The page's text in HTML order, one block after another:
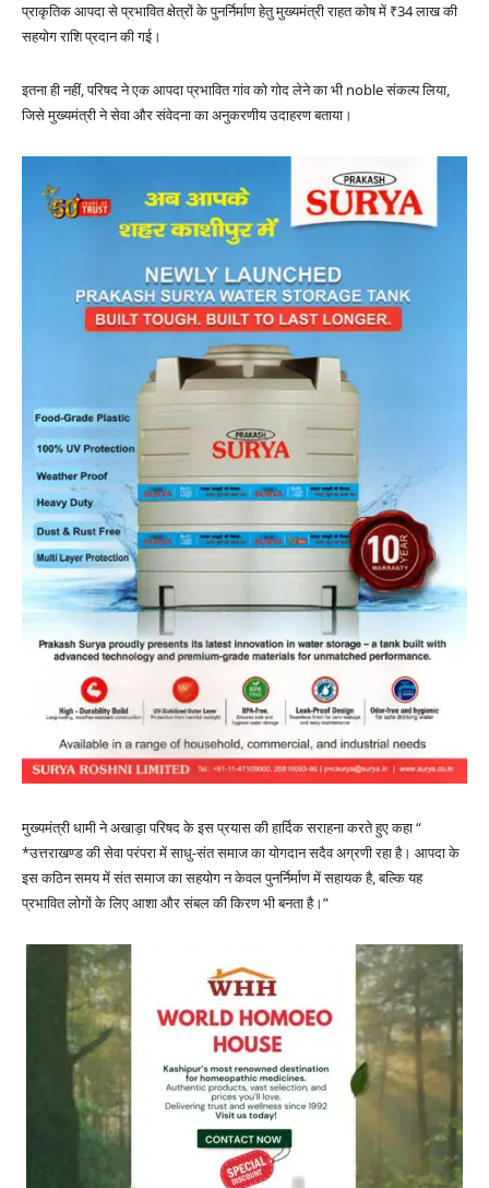
प्राकृतिक आपदा से प्रभावित क्षेत्रों के पुनर्निर्माण हेतु मुख्यमंत्री राहत कोष में ₹34 लाख की
सहयोग राशि प्रदान की गई।
इतना ही नहीं, परिषद ने एक आपदा प्रभावित गांव को गोद लेने का भी noble संकल्प लिया,
जिसे मुख्यमंत्री ने सेवा और संवेदना का अनुकरणीय उदाहरण बताया।
मुख्यमंत्री धामी ने अखाड़ा परिषद के इस प्रयास की हार्दिक सराहना करते हुए कहा “
*उत्तराखण्ड की सेवा परंपरा में साधु-संत समाज का योगदान सदैव अग्रणी रहा है। आपदा के
इस कठिन समय में संत समाज का सहयोग न केवल पुनर्निर्माण में सहायक है, बल्कि यह
प्रभावित लोगों के लिए आशा और संबल की किरण भी बनता है।”